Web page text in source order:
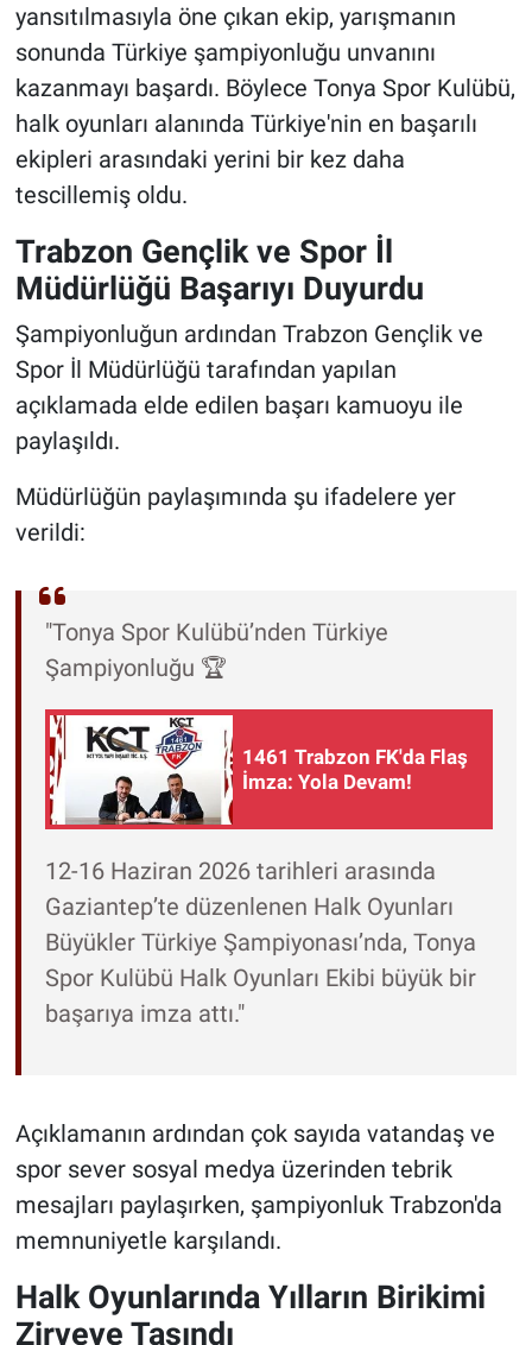
yansıtılmasıyla öne çıkan ekip, yarışmanın
sonunda Türkiye şampiyonluğu unvanını
kazanmayı başardı. Böylece Tonya Spor Kulübü,
halk oyunları alanında Türkiye'nin en başarılı
ekipleri arasındaki yerini bir kez daha
tescillemiş oldu.
Trabzon Gençlik ve Spor İl
Müdürlüğü Başarıyı Duyurdu
Şampiyonluğun ardından Trabzon Gençlik ve
Spor İl Müdürlüğü tarafından yapılan
açıklamada elde edilen başarı kamuoyu ile
paylaşıldı.
Müdürlüğün paylaşımında şu ifadelere yer
verildi:
"Tonya Spor Kulübü’nden Türkiye
Şampiyonluğu 🏆
1461 Trabzon FK'da Flaş
İmza: Yola Devam!
12-16 Haziran 2026 tarihleri arasında
Gaziantep’te düzenlenen Halk Oyunları
Büyükler Türkiye Şampiyonası’nda, Tonya
Spor Kulübü Halk Oyunları Ekibi büyük bir
başarıya imza attı."
Açıklamanın ardından çok sayıda vatandaş ve
spor sever sosyal medya üzerinden tebrik
mesajları paylaşırken, şampiyonluk Trabzon'da
memnuniyetle karşılandı.
Halk Oyunlarında Yılların Birikimi
Zirveye Taşındı